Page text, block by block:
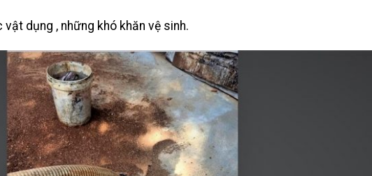
dụng , những khó khăn vệ sinh.